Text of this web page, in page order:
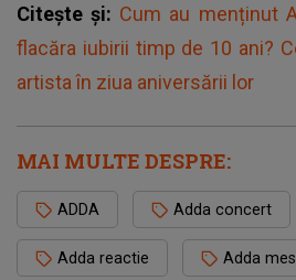
Citește și: Cum au menținut
flacăra iubirii timp de 10 ani?
artista în ziua aniversării lor
MAI MULTE DESPRE:
ADDA Adda concert
Adda reactie Adda